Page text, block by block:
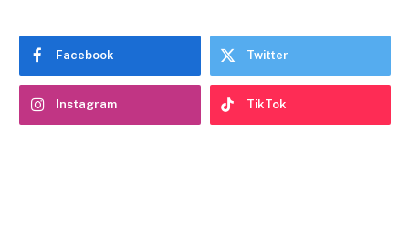
Facebook Twitter
Instagram TikTok